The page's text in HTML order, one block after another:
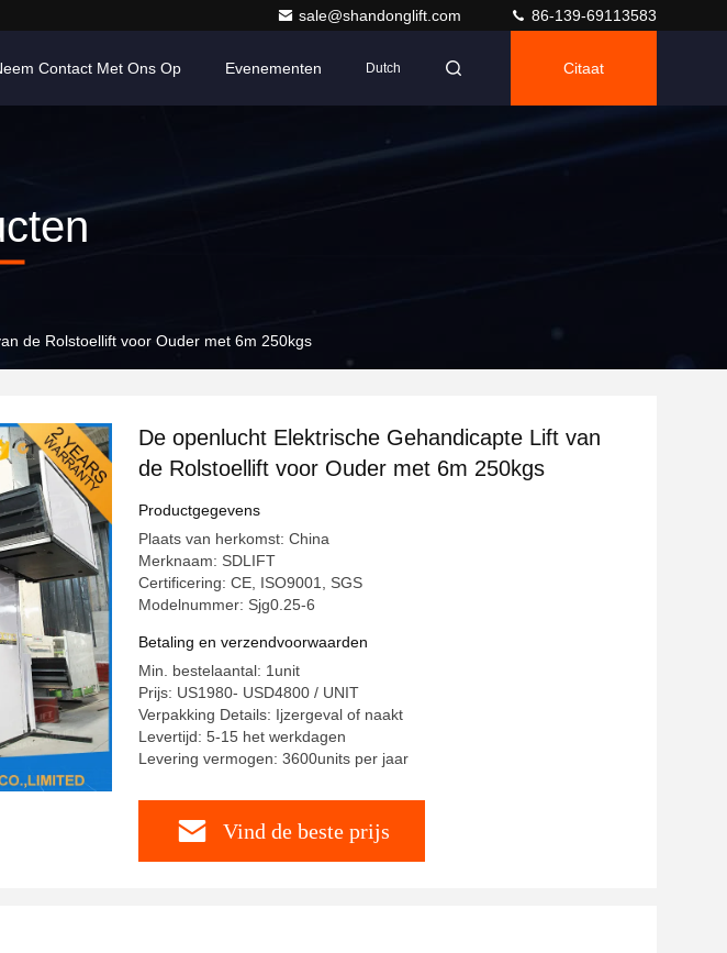
sale@shandonglift.com 86-139-69113583
Contact Met Ons Op Evenementen Dutch Citaat
de Rolstoellift voor Ouder met 6m 250kgs
De openlucht Elektrische Gehandicapte Lift van
de Rolstoellift voor Ouder met 6m 250kgs
Productgegevens
Plaats van herkomst: China
Merknaam: SDLIFT
Certificering: CE, ISO9001, SGS
Modelnummer: Sjg0.25-6
Betaling en verzendvoorwaarden
Min. bestelaantal: 1unit
Prijs: US1980- USD4800 / UNIT
Verpakking Details: Ijzergeval of naakt
Levertijd: 5-15 het werkdagen
Levering vermogen: 3600units per jaar
Vind de beste prijs